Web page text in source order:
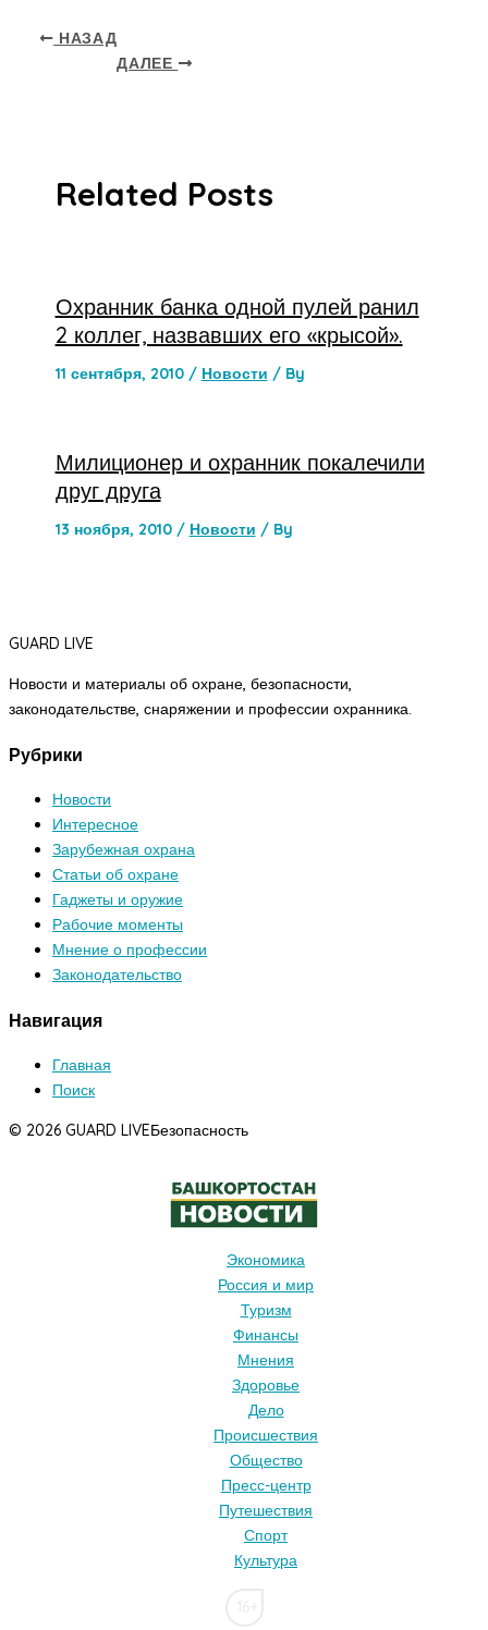
НАЗАД
ДАЛЕЕ
Related Posts
Охранник банка одной пулей ранил
2 коллег, назвавших его «крысой».
11 сентября, 2010 / Новости / By
Милиционер и охранник покалечили
друг друга
13 ноября, 2010 / Новости / By
GUARD LIVE
Новости и материалы об охране, безопасности,
законодательстве, снаряжении и профессии охранника.
Рубрики
Новости
Интересное
Зарубежная охрана
Статьи об охране
Гаджеты и оружие
Рабочие моменты
Мнение о профессии
Законодательство
Навигация
Главная
Поиск
© 2026 GUARD LIVEБезопасность
Экономика
Россия и мир
Туризм
Финансы
Мнения
Здоровье
Дело
Происшествия
Общество
Пресс-центр
Путешествия
Спорт
Культура